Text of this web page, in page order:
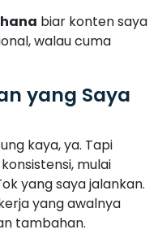
biar konten saya
walau cuma
yang Saya
kaya, ya. Tapi
mulai
yang saya jalankan.
yang awalnya
tambahan.